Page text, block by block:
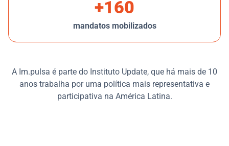
+160
mandatos mobilizados
A Im.pulsa é parte do Instituto Update, que há mais de 10
anos trabalha por uma política mais representativa e
participativa na América Latina.